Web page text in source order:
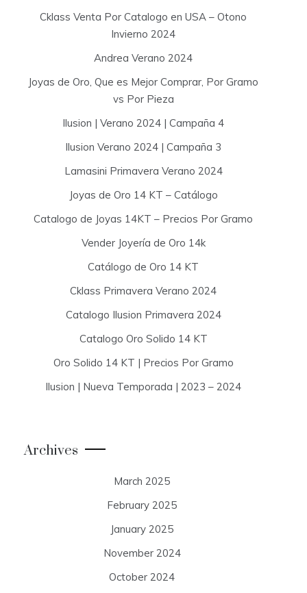
Cklass Venta Por Catalogo en USA – Otono
Invierno 2024
Andrea Verano 2024
Joyas de Oro, Que es Mejor Comprar, Por Gramo
vs Por Pieza
Ilusion | Verano 2024 | Campaña 4
Ilusion Verano 2024 | Campaña 3
Lamasini Primavera Verano 2024
Joyas de Oro 14 KT – Catálogo
Catalogo de Joyas 14KT – Precios Por Gramo
Vender Joyería de Oro 14k
Catálogo de Oro 14 KT
Cklass Primavera Verano 2024
Catalogo Ilusion Primavera 2024
Catalogo Oro Solido 14 KT
Oro Solido 14 KT | Precios Por Gramo
Ilusion | Nueva Temporada | 2023 – 2024
Archives
March 2025
February 2025
January 2025
November 2024
October 2024